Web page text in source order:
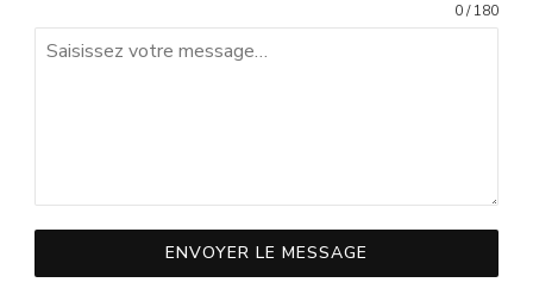
0 / 180
ENVOYER LE MESSAGE